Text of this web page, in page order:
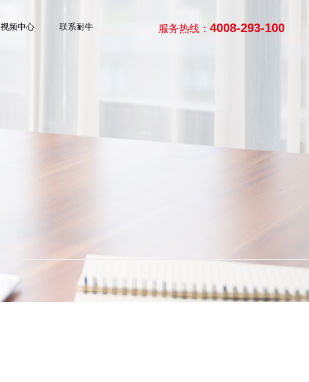
视频中心 联系耐牛 服务热线： 4008-293-100